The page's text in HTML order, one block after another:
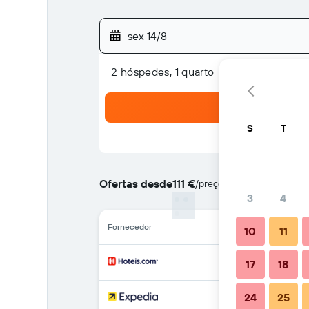
sex 14/8
2 hóspedes, 1 quarto
Ofertas desde111 €/preço por noite mais
Fornecedor
S T
3 4
10 11
17 18
24 25